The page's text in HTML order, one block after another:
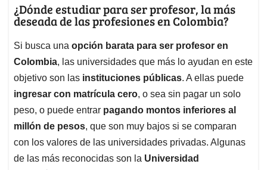
¿Dónde estudiar para ser profesor, la más
deseada de las profesiones en Colombia?
Si busca una opción barata para ser profesor en
Colombia, las universidades que más lo ayudan en este
objetivo son las instituciones públicas. A ellas puede
ingresar con matrícula cero, o sea sin pagar un solo
peso, o puede entrar pagando montos inferiores al
millón de pesos, que son muy bajos si se comparan
con los valores de las universidades privadas. Algunas
de las más reconocidas son la Universidad